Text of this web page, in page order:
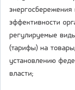
эффективности
регулируемые
(тарифы) на
установлению
власти;